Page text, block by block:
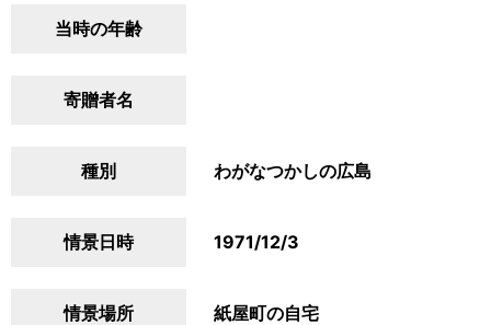
当時の年齢
寄贈者名
種別 わがなつかしの広島
情景日時 1971/12/3
情景場所 紙屋町の自宅